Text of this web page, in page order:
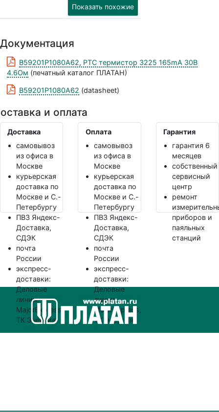
Показать похожие
Документация
B59201P1080A62, PTC термистор 3225 165mA 30В
4.6Ом (печатный каталог ПЛАТАН)
B59201P1080A62 (datasheet)
и оплата
Доставка
самовывоз
из офиса в
Москве
курьерская
доставка по
Москве и С.-
Петербургу
ПВЗ Яндекс-
Доставка,
СДЭК
почта
России
экспресс-
доставки:
Деловые
линии,
MajorExpress,
ТК Энергия
Оплата
самовывоз
из офиса в
Москве
курьерская
доставка по
Москве и С.-
Петербургу
ПВЗ Яндекс-
Доставка,
СДЭК
почта
России
экспресс-
доставки:
Деловые
линии,
MajorExpress,
ТК Энергия
Гарантия
гарантия 6
месяцев
собственный
сервисный
центр
ремонт
приборов и
паяльных
станций